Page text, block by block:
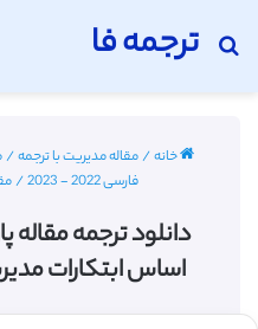
ترجمه فا
جستجو برای
خانه/مقاله مدیریت با ترجمه/
فارسی 2022 - 2023
/
دانلود ترجمه مقاله
اساس ابتکارات